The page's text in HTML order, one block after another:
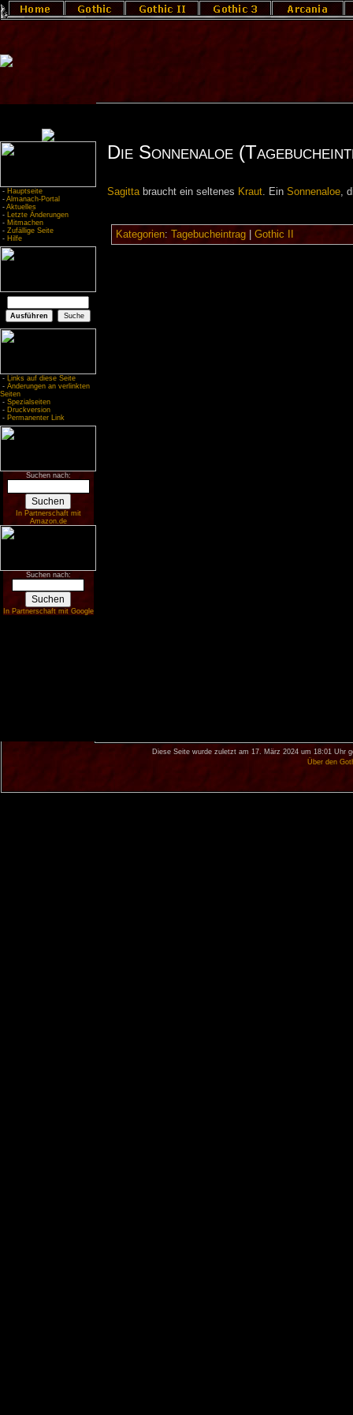
- Hauptseite
- Almanach-Portal
- Aktuelles
- Letzte Änderungen
- Mitmachen
- Zufällige Seite
- Hilfe
- Links auf diese Seite
- Änderungen an verlinkten
Seiten
- Spezialseiten
- Druckversion
- Permanenter Link
Suchen nach:
In Partnerschaft mit
Amazon.de
Suchen nach:
In Partnerschaft mit Google
Die Sonnenaloe
Sagittabraucht ein seltenes Kraut. Ein Sonnenaloe,
Kategorien: Tagebucheintrag| Gothic II
Diese Seite wurde zuletzt am 17. März 2024 um 18:01 Uhr
Über den